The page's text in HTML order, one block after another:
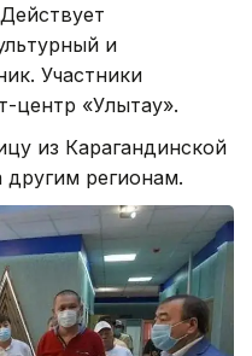
и
Участники
центр «Улытау».
из Карагандинской
другим регионам.